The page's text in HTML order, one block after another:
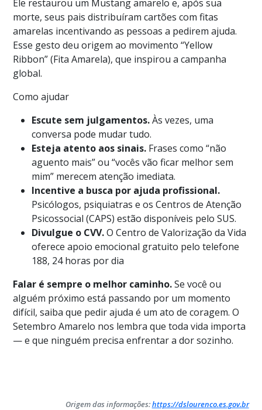
Ele restaurou um Mustang amarelo e, após sua
morte, seus pais distribuíram cartões com fitas
amarelas incentivando as pessoas a pedirem ajuda.
Esse gesto deu origem ao movimento “Yellow
Ribbon” (Fita Amarela), que inspirou a campanha
global.
Como ajudar
Escute sem julgamentos.Às vezes, uma
conversa pode mudar tudo.
Esteja atento aos sinais. Frases como “não
aguento mais” ou “vocês vão ficar melhor sem
mim” merecem atenção imediata.
Incentive a busca por ajuda profissional.
Psicólogos, psiquiatras e os Centros de Atenção
Psicossocial (CAPS) estão disponíveis pelo SUS.
Divulgue o CVV.O Centro de Valorização da Vida
oferece apoio emocional gratuito pelo telefone
188, 24 horas por dia
Falar é sempre o melhor caminho.Se você ou
alguém próximo está passando por um momento
difícil, saiba que pedir ajuda é um ato de coragem. O
Setembro Amarelo nos lembra que toda vida importa
— e que ninguém precisa enfrentar a dor sozinho.
Origem das informações:https://dslourenco.es.gov.br